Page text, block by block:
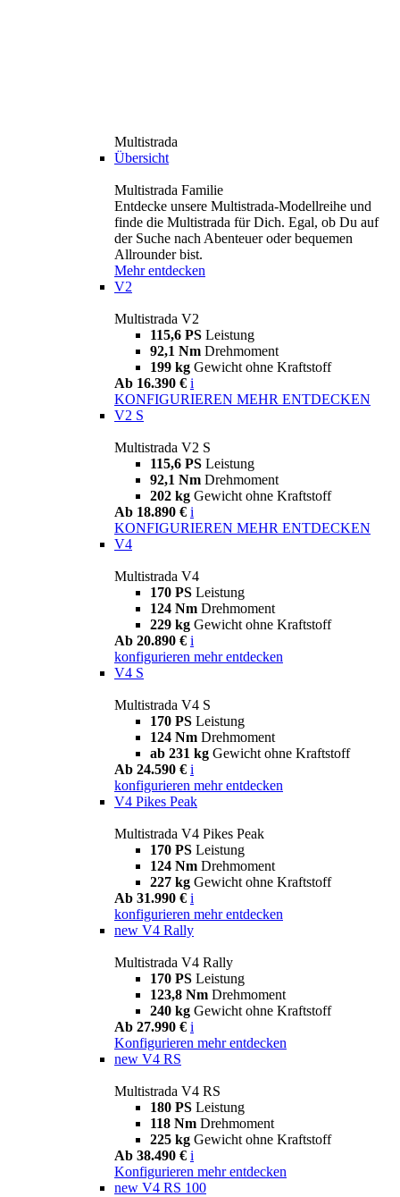
Multistrada
Übersicht
Multistrada Familie
Entdecke unsere Multistrada-Modellreihe und
finde die Multistrada für Dich. Egal, ob Du auf
der Suche nach Abenteuer oder bequemen
Allrounder bist.
Mehr entdecken
V2
Multistrada V2
115,6 PS Leistung
92,1 Nm Drehmoment
199 kg Gewicht ohne Kraftstoff
Ab 16.390 € i
KONFIGURIEREN MEHR ENTDECKEN
V2 S
Multistrada V2 S
115,6 PS Leistung
92,1 Nm Drehmoment
202 kg Gewicht ohne Kraftstoff
Ab 18.890 € i
KONFIGURIEREN MEHR ENTDECKEN
V4
Multistrada V4
170 PS Leistung
124 Nm Drehmoment
229 kg Gewicht ohne Kraftstoff
Ab 20.890 € i
konfigurieren mehr entdecken
V4 S
Multistrada V4 S
170 PS Leistung
124 Nm Drehmoment
ab 231 kg Gewicht ohne Kraftstoff
Ab 24.590 € i
konfigurieren mehr entdecken
V4 Pikes Peak
Multistrada V4 Pikes Peak
170 PS Leistung
124 Nm Drehmoment
227 kg Gewicht ohne Kraftstoff
Ab 31.990 € i
konfigurieren mehr entdecken
new V4 Rally
Multistrada V4 Rally
170 PS Leistung
123,8 Nm Drehmoment
240 kg Gewicht ohne Kraftstoff
Ab 27.990 € i
Konfigurieren mehr entdecken
new V4 RS
Multistrada V4 RS
180 PS Leistung
118 Nm Drehmoment
225 kg Gewicht ohne Kraftstoff
Ab 38.490 € i
Konfigurieren mehr entdecken
new V4 RS 100